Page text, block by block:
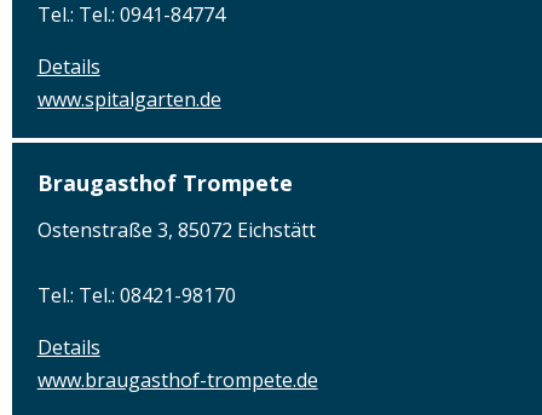
Tel.: Tel.: 0941-84774
Details
www.spitalgarten.de
Braugasthof Trompete
Ostenstraße 3, 85072 Eichstätt
Tel.: Tel.: 08421-98170
Details
www.braugasthof-trompete.de